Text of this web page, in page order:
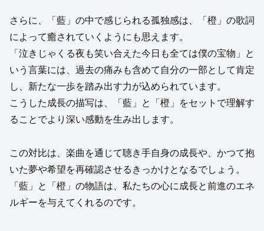
さらに、「藍」の中で感じられる孤独感は、「橙」の歌詞
によって癒されていくようにも思えます。
「泣きじゃくる夜も笑い合えた今日も全ては僕の宝物」と
いう言葉には、過去の痛みも含めて自分の一部として肯定
し、新たな一歩を踏み出す力が込められています。
こうした成長の描写は、「藍」と「橙」をセットで理解す
ることでより深い感動を生み出します。
この対比は、楽曲を通じて聴き手自身の成長や、かつて抱
いた夢や希望を再確認させるきっかけとなるでしょう。
「藍」と「橙」の物語は、私たちの心に成長と前進のエネ
ルギーを与えてくれるのです。